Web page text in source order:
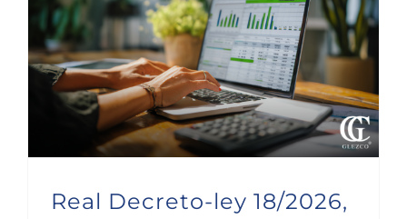
Real Decreto-ley 18/2026,